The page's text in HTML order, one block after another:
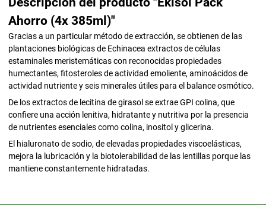
Ahorro (4x 385ml)"
Gracias a un particular método de extracción, se obtienen de las
plantaciones biológicas de Echinacea extractos de células
estaminales meristemáticas con reconocidas propiedades
humectantes, fitosteroles de actividad emoliente, aminoácidos de
actividad nutriente y seis minerales útiles para el balance osmótico.
De los extractos de lecitina de girasol se extrae GPI colina, que
confiere una acción lenitiva, hidratante y nutritiva por la presencia
de nutrientes esenciales como colina, inositol y glicerina.
El hialuronato de sodio, de elevadas propiedades viscoelásticas,
mejora la lubricación y la biotolerabilidad de las lentillas porque las
mantiene constantemente hidratadas.